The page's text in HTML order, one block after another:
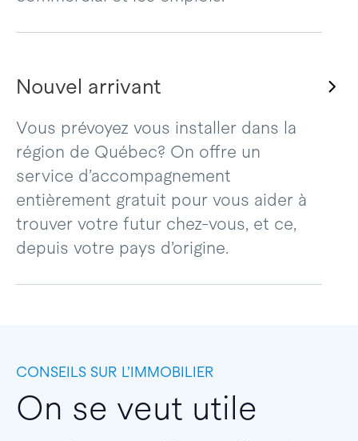
Nouvel arrivant
Vous prévoyez vous installer dans la
région de Québec? On offre un
service d’accompagnement
entièrement gratuit pour vous aider à
trouver votre futur chez-vous, et ce,
depuis votre pays d’origine.
CONSEILS SUR L’IMMOBILIER
On se veut utile